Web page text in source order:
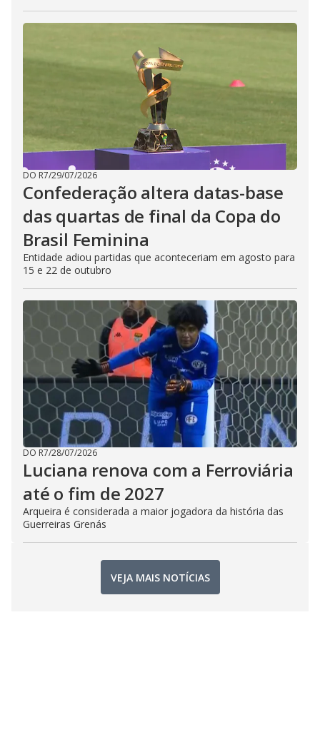
DO R7/29/07/2026
Confederação altera datas-base
das quartas de final da Copa do
Brasil Feminina
Entidade adiou partidas que aconteceriam em agosto para
15 e 22 de outubro
DO R7/28/07/2026
Luciana renova com a Ferroviária
até o fim de 2027
Arqueira é considerada a maior jogadora da história das
Guerreiras Grenás
VEJA MAIS NOTÍCIAS